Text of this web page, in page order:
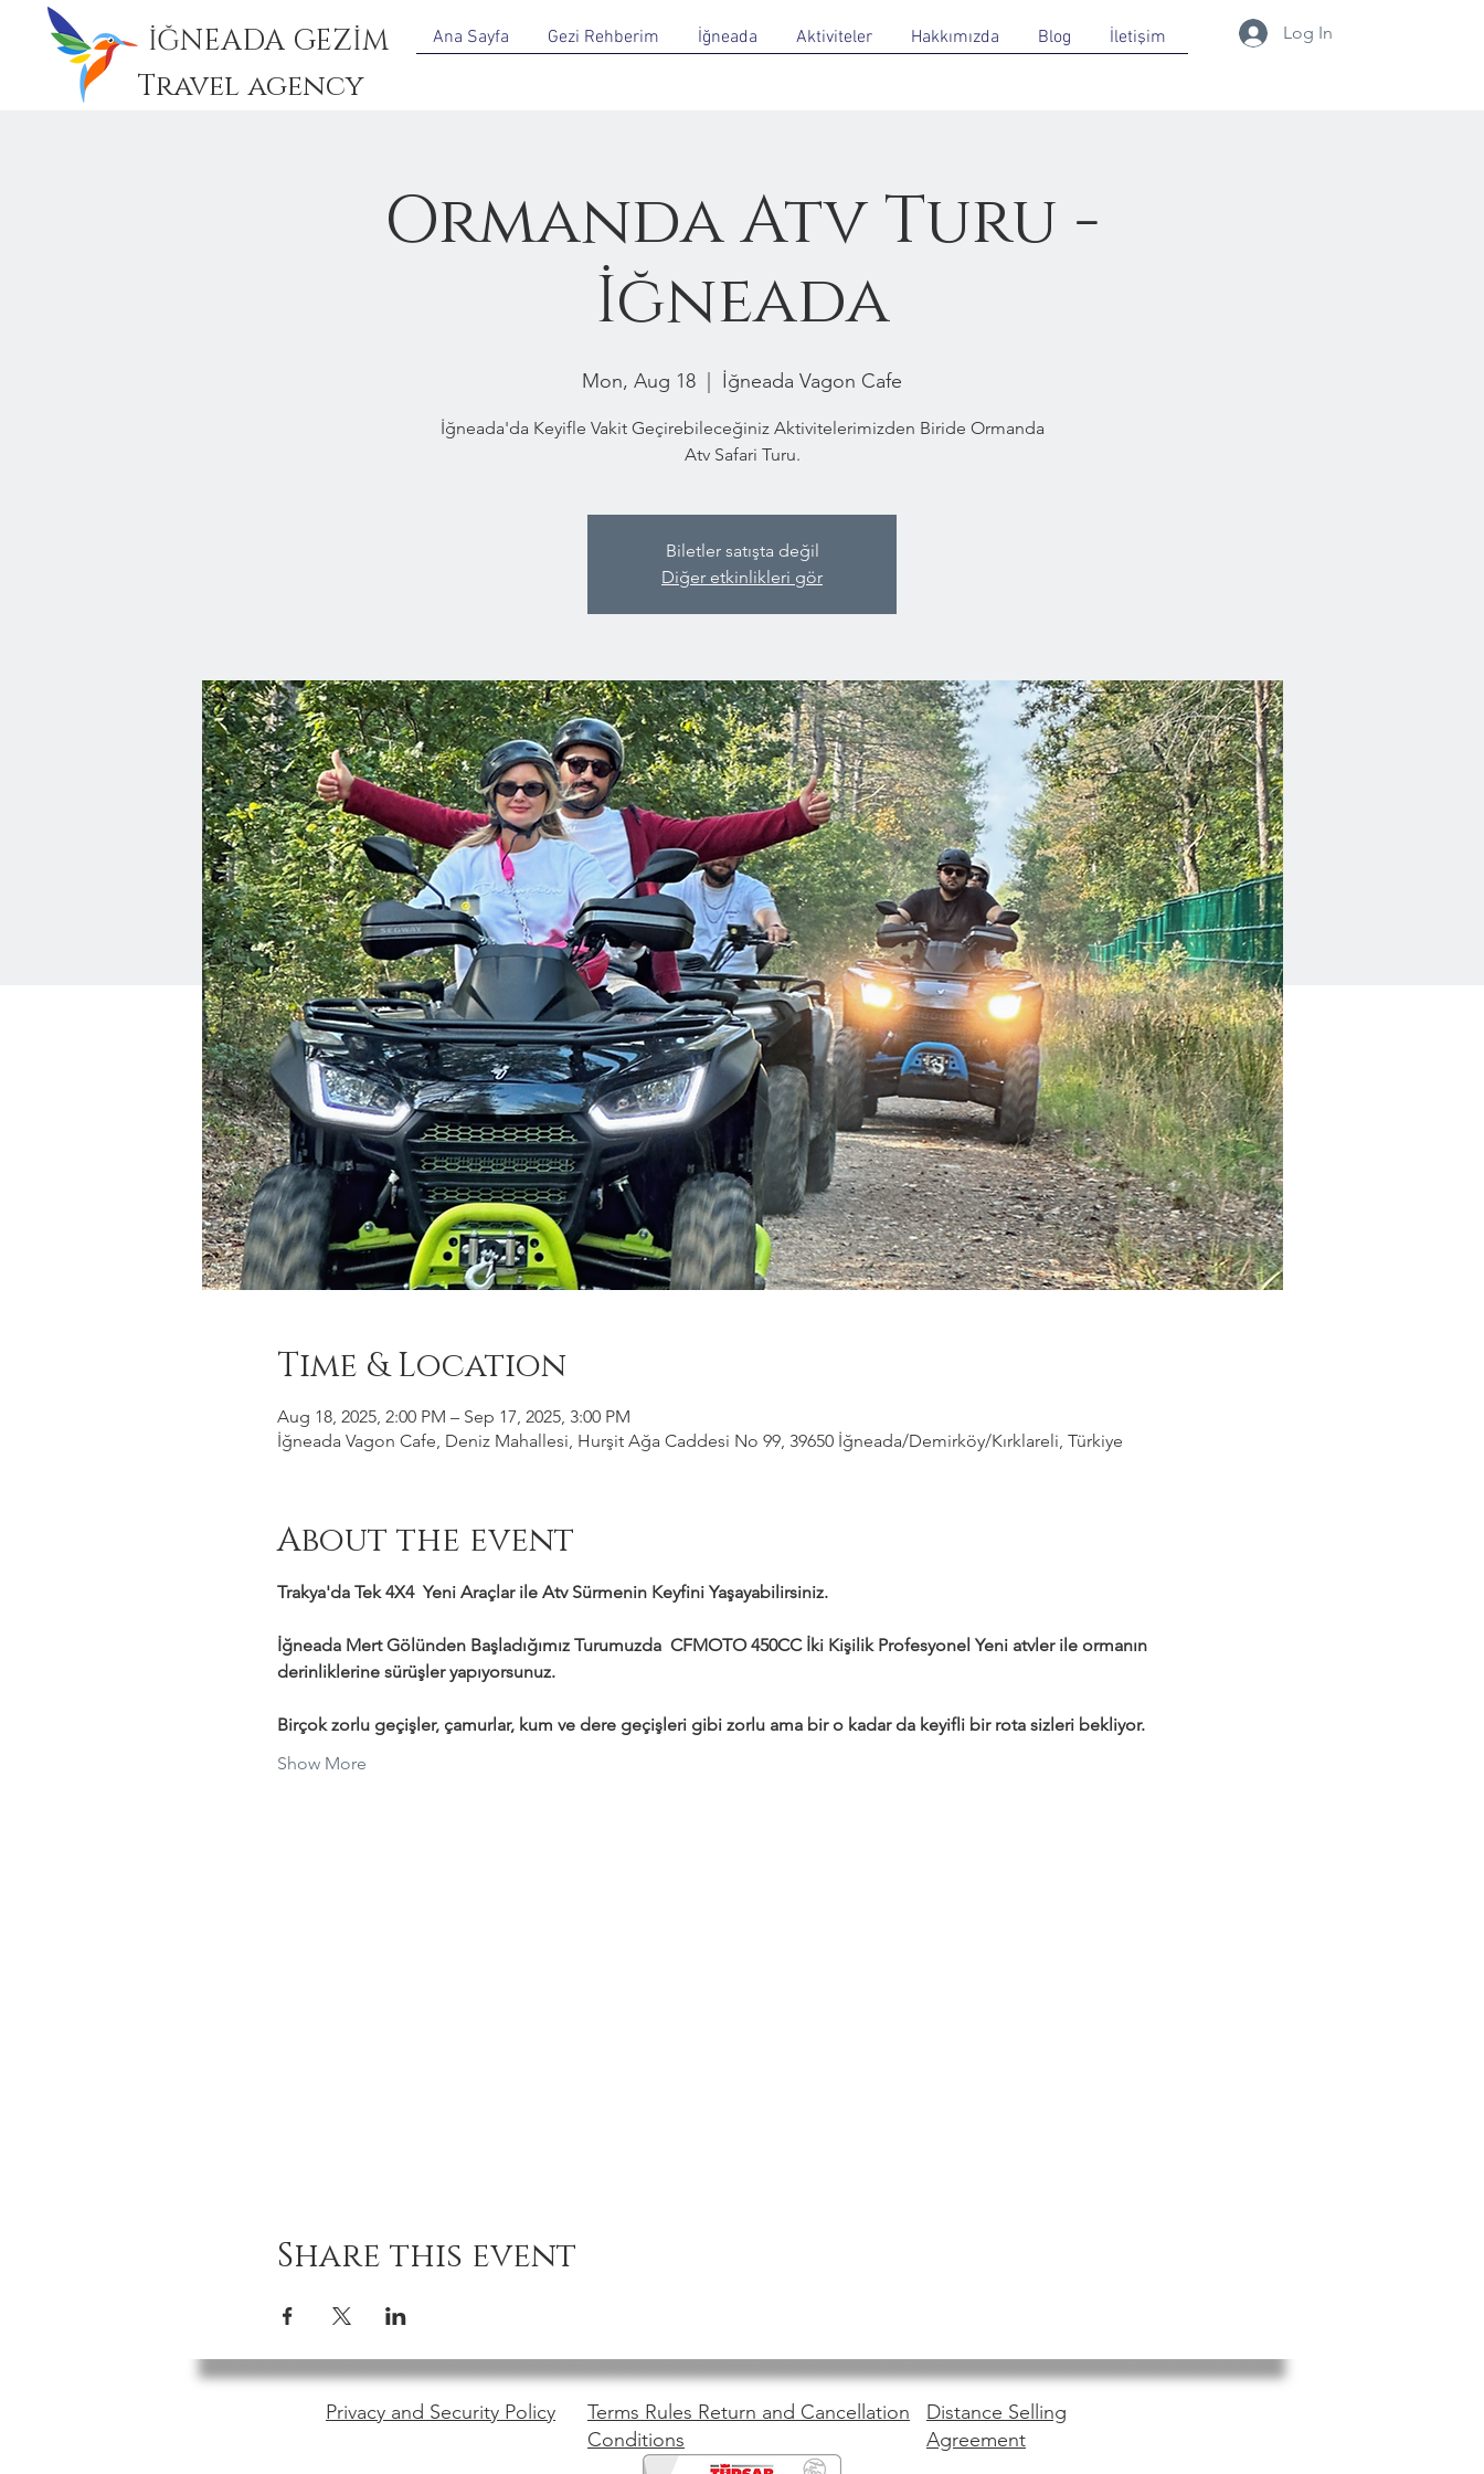
İĞNEADA GEZİM
Travel agency
Ana Sayfa Gezi Rehberim İğneada Aktiviteler Hakkımızda Blog İletişim Log In
Ormanda Atv Turu -
İğneada
Mon, Aug 18 İğneada Vagon Cafe
İğneada'da Keyifle Vakit Geçirebileceğiniz Aktivitelerimizden Biride Ormanda
Atv Safari Turu.
Biletler satışta değil
Diğer etkinlikleri gör
Time & Location
Aug 18, 2025, 2:00 PM – Sep 17, 2025, 3:00 PM
İğneada Vagon Cafe, Deniz Mahallesi, Hurşit Ağa Caddesi No 99, 39650 İğneada/Demirköy/Kırklareli, Türkiye
About the event
Trakya'da Tek 4X4  Yeni Araçlar ile Atv Sürmenin Keyfini Yaşayabilirsiniz.
İğneada Mert Gölünden Başladığımız Turumuzda  CFMOTO 450CC İki Kişilik Profesyonel Yeni atvler ile ormanın
derinliklerine sürüşler yapıyorsunuz.
Birçok zorlu geçişler, çamurlar, kum ve dere geçişleri gibi zorlu ama bir o kadar da keyifli bir rota sizleri bekliyor.
Show More
Share this event
Privacy and Security Policy
Terms Rules Return and Cancellation
Conditions
Distance Selling
Agreement